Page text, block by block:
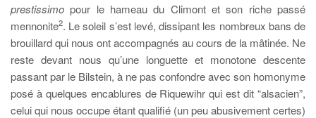
prestissimo pour le hameau du Climont et son riche passé
mennonite2. Le soleil s’est levé, dissipant les nombreux bans de
brouillard qui nous ont accompagnés au cours de la mâtinée. Ne
reste devant nous qu’une longuette et monotone descente
passant par le Bilstein, à ne pas confondre avec son homonyme
posé à quelques encablures de Riquewihr qui est dit “alsacien”,
celui qui nous occupe étant qualifié (un peu abusivement certes)